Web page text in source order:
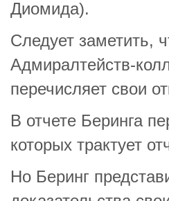
Диомида).
Следует заметить,
Адмиралтейств-
перечисляет свои
В отчете Беринга
которых трактует
Но Беринг